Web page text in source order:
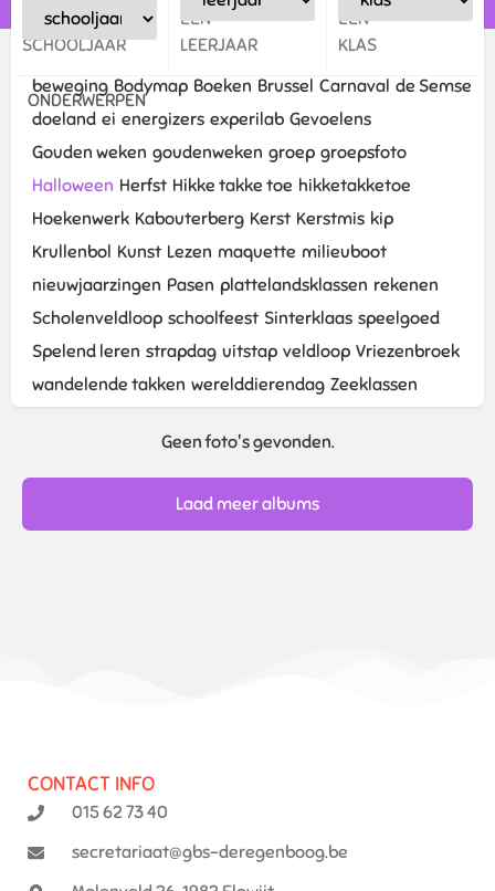
EEN
SCHOOLJAAR
EEN
LEERJAAR
EEN
KLAS
ONDERWERPEN
beweging Bodymap Boeken Brussel Carnaval de Semse
doeland ei energizers experilab Gevoelens
Gouden weken goudenweken groep groepsfoto
Halloween Herfst Hikke takke toe hikketakketoe
Hoekenwerk Kabouterberg Kerst Kerstmis kip
Krullenbol Kunst Lezen maquette milieuboot
nieuwjaarzingen Pasen plattelandsklassen rekenen
Scholenveldloop schoolfeest Sinterklaas speelgoed
Spelend leren strapdag uitstap veldloop Vriezenbroek
wandelende takken werelddierendag Zeeklassen
Geen foto's gevonden.
Laad meer albums
CONTACT INFO
015 62 73 40
secretariaat@gbs-deregenboog.be